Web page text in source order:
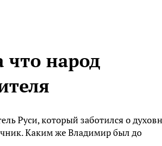
что народ
Руси, который заботился о
Каким же Владимир был до